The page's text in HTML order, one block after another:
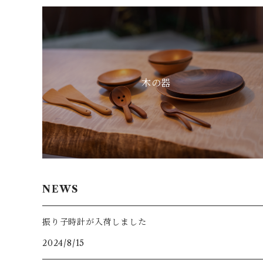
木の器
NEWS
振り子時計が入荷しました
2024/8/15